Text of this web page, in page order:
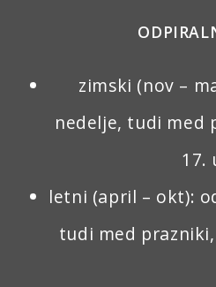
zimski (nov –
nedelje, tudi med
17.
letni (april – okt):
tudi med